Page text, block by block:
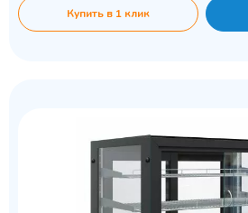
Купить в 1 клик